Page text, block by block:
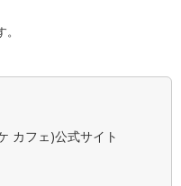
カフェ)公式サイト